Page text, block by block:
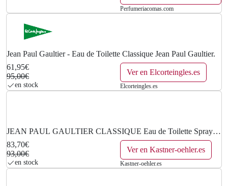
Perfumeriacomas.com
Jean Paul Gaultier - Eau de Toilette Classique Jean Paul Gaultier.
61,95€
95,00€
en stock
Ver en Elcorteingles.es
Elcorteingles.es
JEAN PAUL GAULTIER CLASSIQUE Eau de Toilette Spray
50ml
83,70€
93,00€
en stock
Ver en Kastner-oehler.es
Kastner-oehler.es